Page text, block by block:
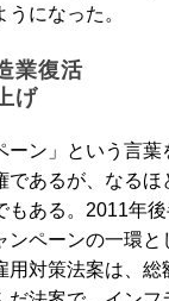
になった。
業復活
げ
ン」という言葉
であるが、なるほ
もある。2011年
ペーンの一環と
用対策法案は、